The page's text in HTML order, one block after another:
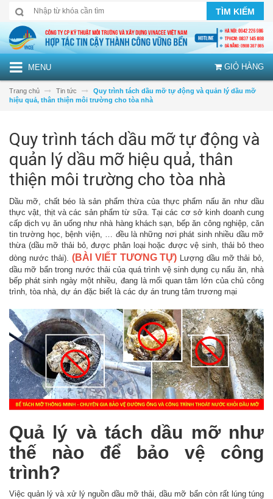
TÌM KIẾM
MENU GIỎ HÀNG
Trang chủ Tin tức
Quy trình tách dầu mỡ tự động và quản lý dầu mỡ
hiệu quả, thân thiện môi trường cho tòa nhà
Quy trình tách dầu mỡ tự động và
quản lý dầu mỡ hiệu quả, thân
thiện môi trường cho tòa nhà
Dầu mỡ, chất béo là sản phẩm thừa của thực phẩm nấu ăn như dầu
thực vật, thịt và các sản phẩm từ sữa. Tại các cơ sở kinh doanh cung
cấp dịch vụ ăn uống như nhà hàng khách sạn, bếp ăn công nghiệp, căn
tin trường học, bệnh viện, … đều là những nơi phát sinh nhiều dầu mỡ
thừa (dầu mỡ thải bỏ, được phân loại hoặc được vệ sinh, thải bỏ theo
dòng nước thải).(BÀI VIẾT TƯƠNG TỰ) Lượng dầu mỡ thải bỏ,
dầu mỡ bẩn trong nước thải của quá trình vệ sinh dụng cụ nấu ăn, nhà
bếp phát sinh ngày một nhiều, đang là mối quan tâm lớn của chủ công
trình, tòa nhà, dự án đặc biết là các dự án trung tâm trương mại
Quả lý và tách dầu mỡ như
thế nào để bảo vệ công
trình?
Việc quản lý và xử lý nguồn dầu mỡ thải, dầu mỡ bẩn còn rất lúng túng